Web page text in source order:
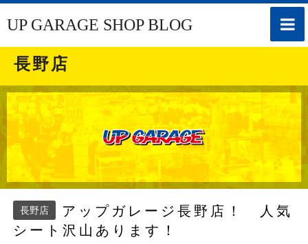
toggle
UP GARAGE SHOP BLOG
長野店
長野店
アップガレージ長野店！ 人気
シート沢山あります！